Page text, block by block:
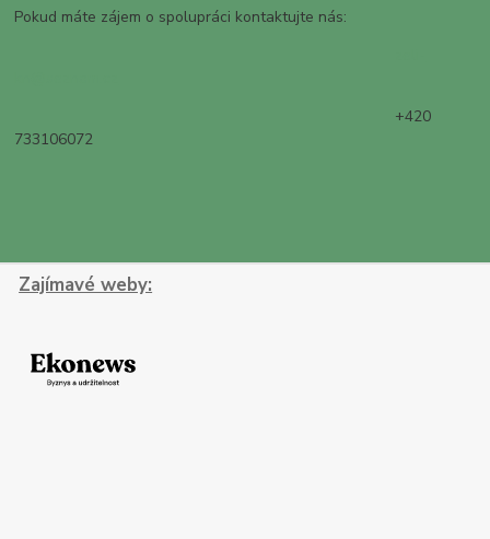
Pokud máte zájem o spolupráci kontaktujte nás:
+420
733106072
Zajímavé weby: